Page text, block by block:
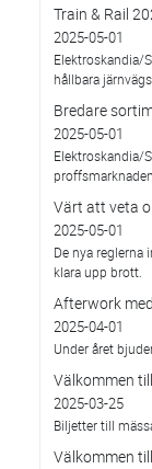
Train & Rail
2025-05-01
Elektroskandia/
hållbara
Bredare
2025-05-01
Elektroskandia/
proffsmarknaden
Värt att veta
2025-05-01
De nya
klara upp brott.
Afterwork
2025-04-01
Under året
Välkommen
2025-03-25
Biljetter till
Välkommen